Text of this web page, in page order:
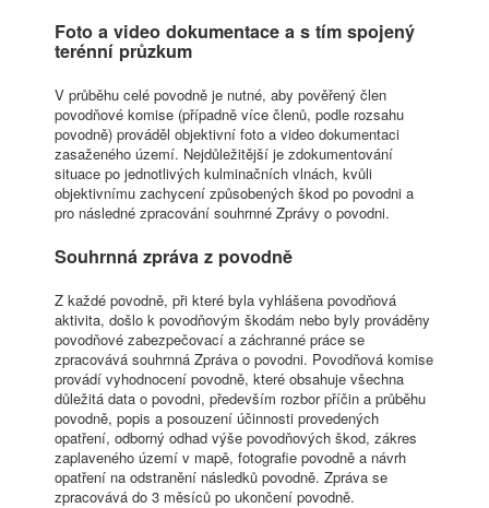
Foto a video dokumentace a s tím spojený
terénní průzkum
V průběhu celé povodně je nutné, aby pověřený člen
povodňové komise (případně více členů, podle rozsahu
povodně) prováděl objektivní foto a video dokumentaci
zasaženého území. Nejdůležitější je zdokumentování
situace po jednotlivých kulminačních vlnách, kvůli
objektivnímu zachycení způsobených škod po povodni a
pro následné zpracování souhrnné Zprávy o povodni.
Souhrnná zpráva z povodně
Z každé povodně, při které byla vyhlášena povodňová
aktivita, došlo k povodňovým škodám nebo byly prováděny
povodňové zabezpečovací a záchranné práce se
zpracovává souhrnná Zpráva o povodni. Povodňová komise
provádí vyhodnocení povodně, které obsahuje všechna
důležitá data o povodni, především rozbor příčin a průběhu
povodně, popis a posouzení účinnosti provedených
opatření, odborný odhad výše povodňových škod, zákres
zaplaveného území v mapě, fotografie povodně a návrh
opatření na odstranění následků povodně. Zpráva se
zpracovává do 3 měsíců po ukončení povodně.